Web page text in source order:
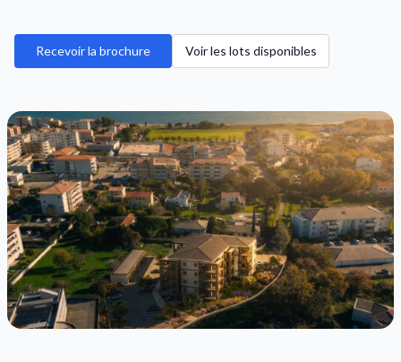
Recevoir la brochure Voir les lots disponibles